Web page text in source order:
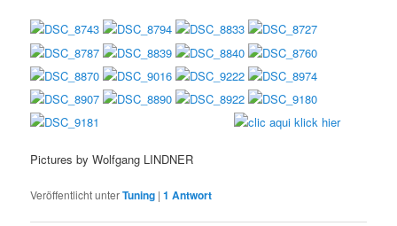
Pictures by Wolfgang LINDNER
Veröffentlicht unterTuning |1 Antwort